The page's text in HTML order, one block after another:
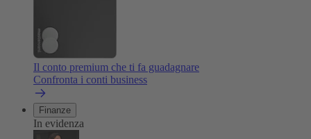
Il conto premium che ti fa guadagnare
Confronta i conti business
Finanze
In evidenza